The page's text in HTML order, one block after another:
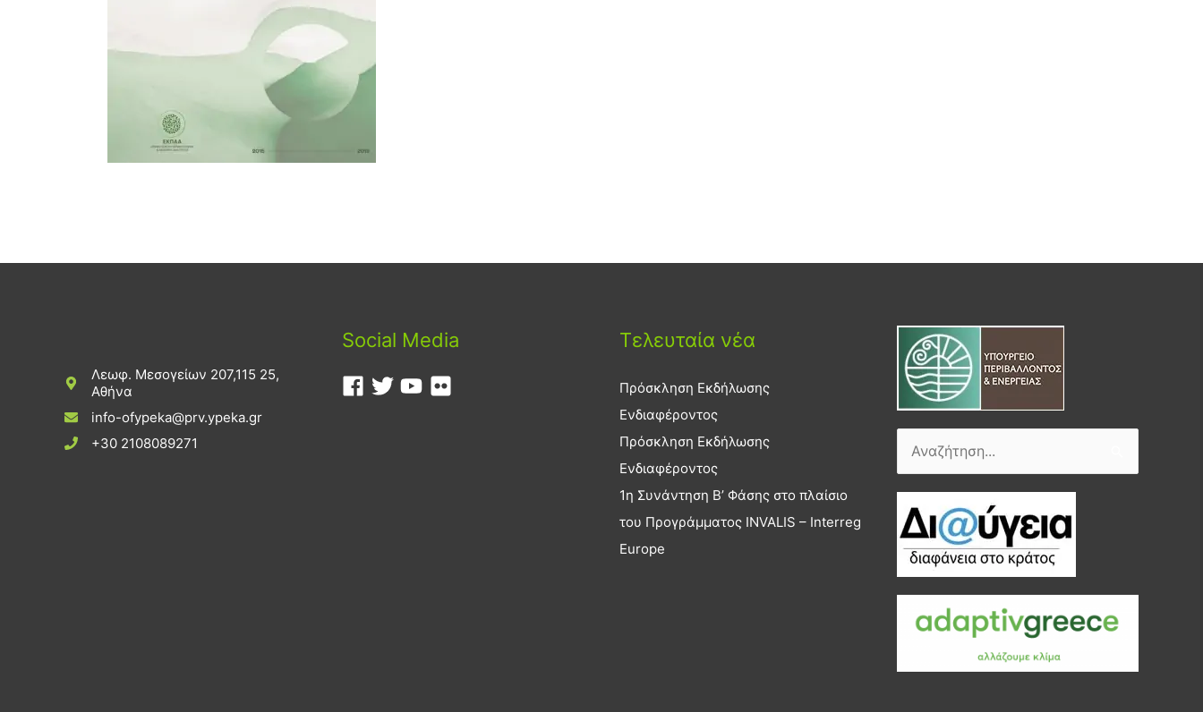
Λεωφ. Μεσογείων 207,115 25,
Αθήνα
info-ofypeka@prv.ypeka.gr
+30 2108089271
Social Media Τελευταία νέα
Πρόσκληση Εκδήλωσης
Ενδιαφέροντος
Πρόσκληση Εκδήλωσης
Ενδιαφέροντος
1η Συνάντηση Β’ Φάσης στο πλαίσιο
του Προγράμματος INVALIS – Interreg
Europe
Αναζήτηση